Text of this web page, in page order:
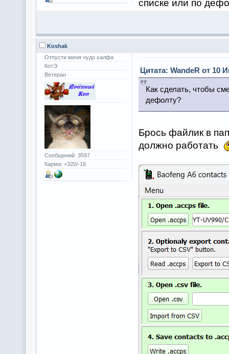
списке или по
Koshak
Отпусти меня чудо халфа
КотЭ
Ветеран
Сообщений: 3597
Карма: +320/-16
Цитата: WandeR от 10
Как сделать, чтобы
дефолту?
Брось файлик в
должно работать